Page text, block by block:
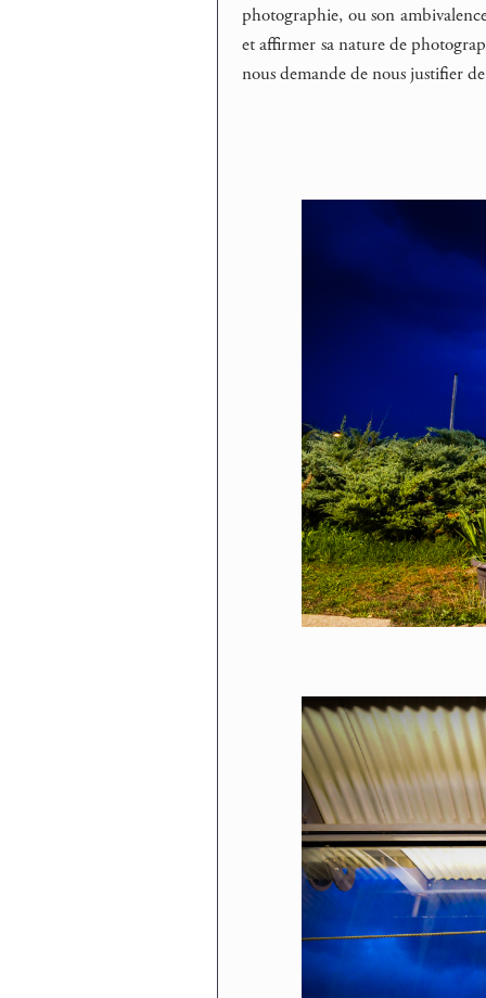
photographie, ou son
et affirmer sa nature de
nous demande de nous justifier